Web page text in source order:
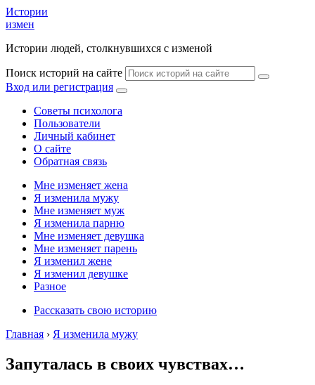
Истории
измен
Истории людей, столкнувшихся с изменой
Поиск историй на сайте
Вход или регистрация
Советы психолога
Пользователи
Личный кабинет
О сайте
Обратная связь
Мне изменяет жена
Я изменила мужу
Мне изменяет муж
Я изменила парню
Мне изменяет девушка
Мне изменяет парень
Я изменил жене
Я изменил девушке
Разное
Рассказать свою историю
Главная › Я изменила мужу
Запуталась в своих чувствах…